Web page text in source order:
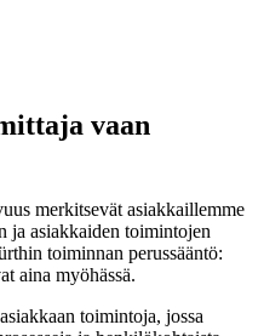
vaan
merkitsevät asiakkaillemme
ja asiakkaiden toimintojen
toiminnan perussääntö:
aina myöhässä.
toimintoja, jossa